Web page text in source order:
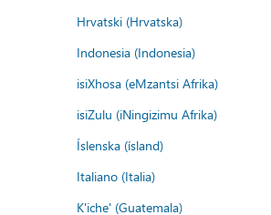
Hrvatski (Hrvatska)
Indonesia (Indonesia)
isiXhosa (eMzantsi Afrika)
isiZulu (iNingizimu Afrika)
Íslenska (ísland)
Italiano (Italia)
K'iche' (Guatemala)